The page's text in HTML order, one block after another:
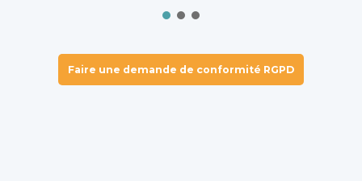
Faire une demande de conformité RGPD